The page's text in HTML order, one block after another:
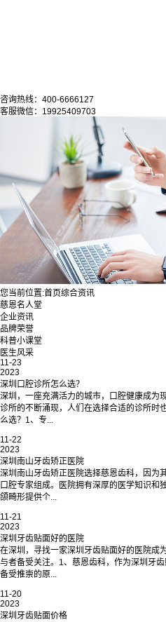
咨询热线：400-6666127
客服微信：19925409703
您当前位置:首页综合资讯
慈恩名人堂
企业资讯
品牌荣誉
科普小课堂
医生风采
11-23
2023
深圳口腔诊所怎么选？
深圳，一座充满活力的城市，口腔健康成为
诊所的不断涌现，人们在选择合适的诊所时
么选？1、专...
11-22
2023
深圳南山牙齿矫正医院
深圳南山牙齿矫正医院选择慈恩齿科，因为
口腔专家组成。医院拥有深厚的医学知识和
颌畸形提供个...
11-21
2023
深圳牙齿贴面好的医院
在深圳，寻找一家深圳牙齿贴面好的医院成
与者备受关注。1、慈恩齿科，作为深圳牙
备受推崇的原...
11-20
2023
深圳牙齿贴面价格